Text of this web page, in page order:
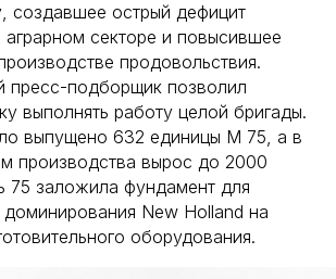
создавшее острый дефицит
секторе и повысившее
продовольствия.
пресс-подборщик позволил
выполнять работу целой бригады.
выпущено 632 единицы М 75, а в
производства вырос до 2000
75 заложила фундамент для
New Holland на
оборудования.